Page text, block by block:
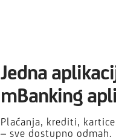
Jedna
mBanking
Plaćanja, krediti,
– sve dostupno odmah.